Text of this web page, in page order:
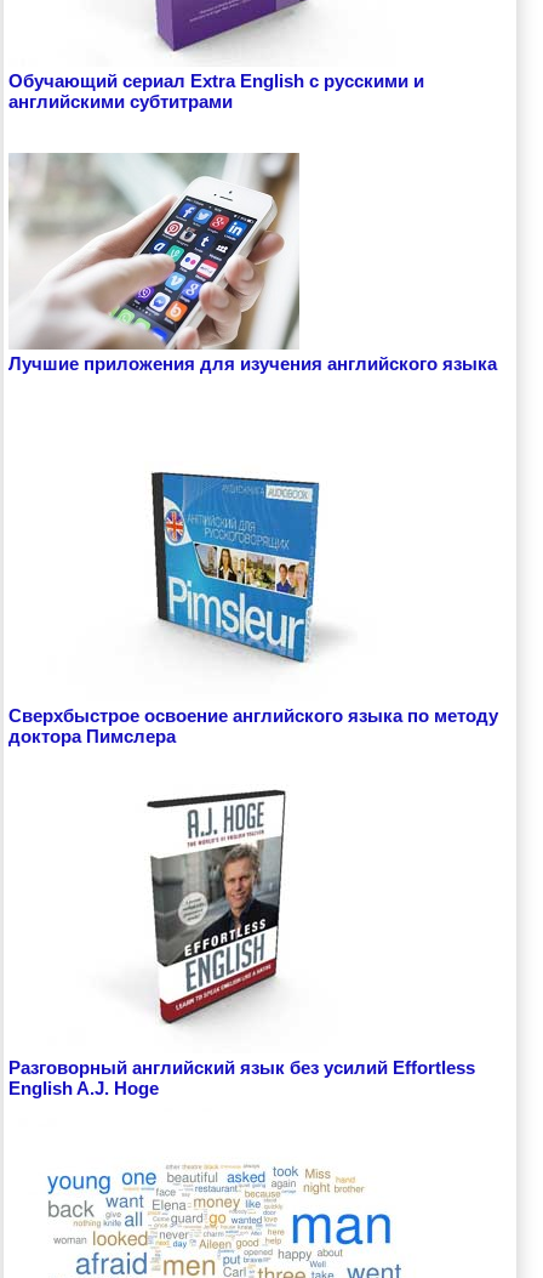
Обучающий сериал Extra English с русскими и
английскими субтитрами
Лучшие приложения для изучения английского языка
Сверхбыстрое освоение английского языка по методу
доктора Пимслера
Разговорный английский язык без усилий Effortless
English A.J. Hoge